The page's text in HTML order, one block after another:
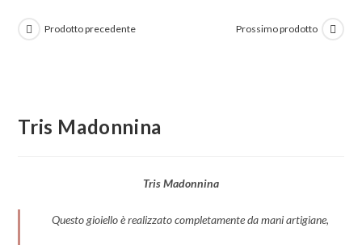
Prodotto precedente Prossimo prodotto
Tris Madonnina
Tris Madonnina
Questo gioiello è realizzato completamente da mani artigiane,